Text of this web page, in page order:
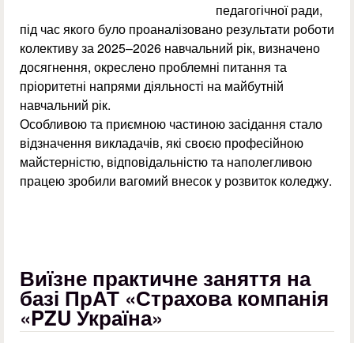
педагогічної ради,
під час якого було проаналізовано результати роботи
колективу за 2025–2026 навчальний рік, визначено
досягнення, окреслено проблемні питання та
пріоритетні напрями діяльності на майбутній
навчальний рік.
Особливою та приємною частиною засідання стало
відзначення викладачів, які своєю професійною
майстерністю, відповідальністю та наполегливою
працею зробили вагомий внесок у розвиток коледжу.
Виїзне практичне заняття на
базі ПрАТ «Страхова компанія
«PZU Україна»